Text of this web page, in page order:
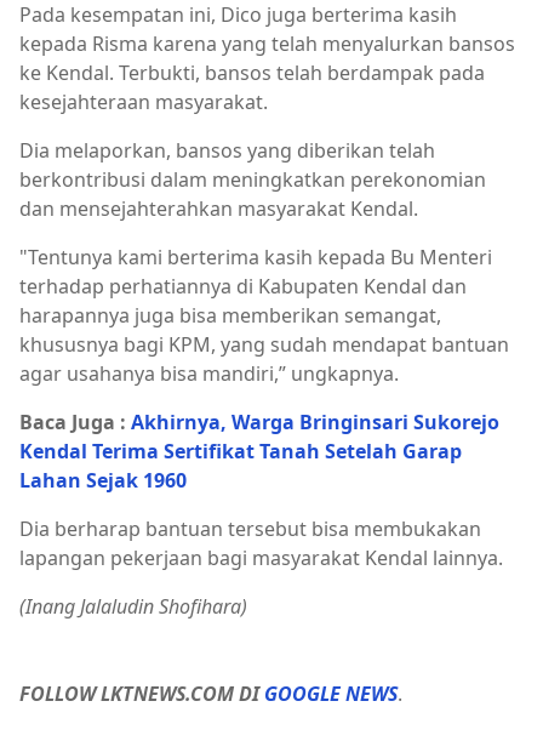
Pada kesempatan ini, Dico juga berterima kasih
kepada Risma karena yang telah menyalurkan bansos
ke Kendal. Terbukti, bansos telah berdampak pada
kesejahteraan masyarakat.
Dia melaporkan, bansos yang diberikan telah
berkontribusi dalam meningkatkan perekonomian
dan mensejahterahkan masyarakat Kendal.
"Tentunya kami berterima kasih kepada Bu Menteri
terhadap perhatiannya di Kabupaten Kendal dan
harapannya juga bisa memberikan semangat,
khususnya bagi KPM, yang sudah mendapat bantuan
agar usahanya bisa mandiri,” ungkapnya.
Baca Juga : Akhirnya, Warga Bringinsari Sukorejo
Kendal Terima Sertifikat Tanah Setelah Garap
Lahan Sejak 1960
Dia berharap bantuan tersebut bisa membukakan
lapangan pekerjaan bagi masyarakat Kendal lainnya.
(Inang Jalaludin Shofihara)
FOLLOW LKTNEWS.COM DIGOOGLE NEWS.